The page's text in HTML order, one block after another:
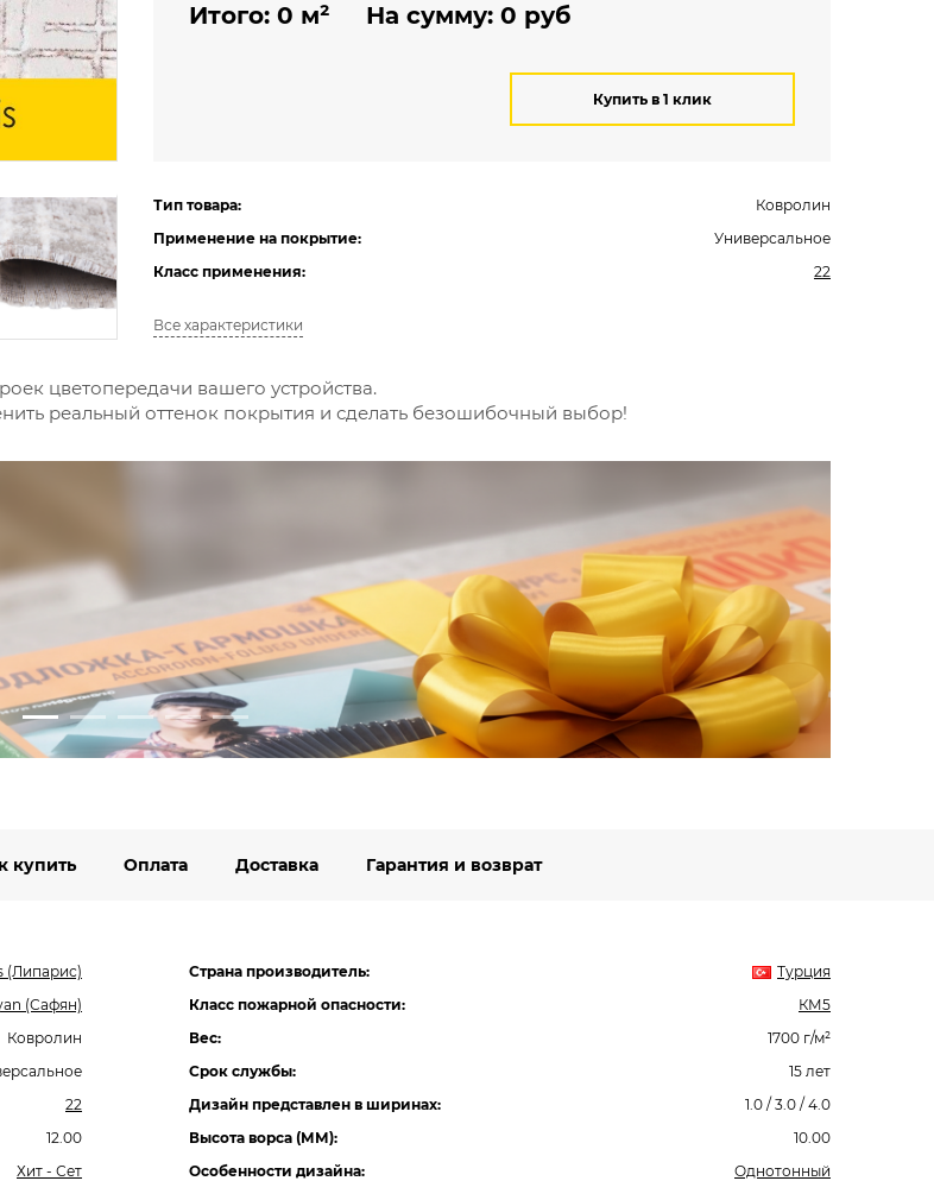
Итого: 0 м² На сумму: 0 руб
Купить в 1 клик
Тип товара:
Ковролин
Применение на покрытие:
Универсальное
Класс применения:
22
Все характеристики
цветопередачи вашего устройства.
реальный оттенок покрытия и сделать безошибочный выбор!
купить Оплата Доставка Гарантия и возврат
(Липарис)
(Сафян)
Ковролин
22
12.00
Хит - Сет
Страна производитель:
Турция
Класс пожарной опасности:
КМ5
Вес:
1700 г/м²
Срок службы:
15 лет
Дизайн представлен в ширинах:
1.0 / 3.0 / 4.0
Высота ворса (ММ):
10.00
Особенности дизайна:
Однотонный